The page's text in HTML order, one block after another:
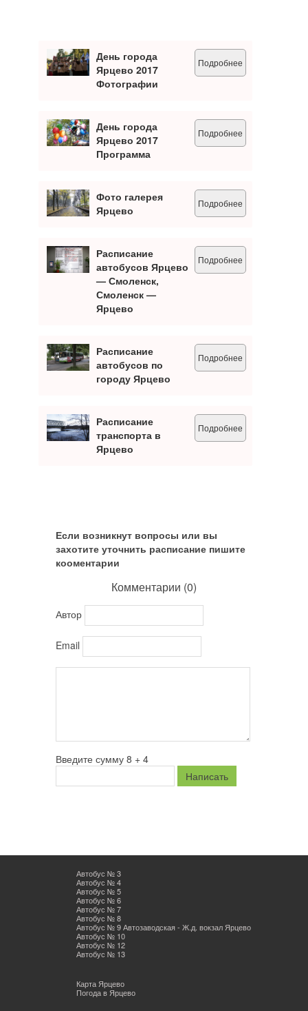
День города
Ярцево 2017
Фотографии
Подробнее
День города
Ярцево 2017
Программа
Подробнее
Фото галерея
Ярцево
Подробнее
Расписание
автобусов Ярцево
— Смоленск,
Смоленск —
Ярцево
Подробнее
Расписание
автобусов по
городу Ярцево
Подробнее
Расписание
транспорта в
Ярцево
Подробнее
Если возникнут вопросы или вы
захотите уточнить расписание пишите
кооментарии
Комментарии (0)
Автор
Email
Введите сумму 8 + 4
Автобус № 3
Автобус № 4
Автобус № 5
Автобус № 6
Автобус № 7
Автобус № 8
Автобус № 9 Автозаводская - Ж.д. вокзал Ярцево
Автобус № 10
Автобус № 12
Автобус № 13
Карта Ярцево
Погода в Ярцево